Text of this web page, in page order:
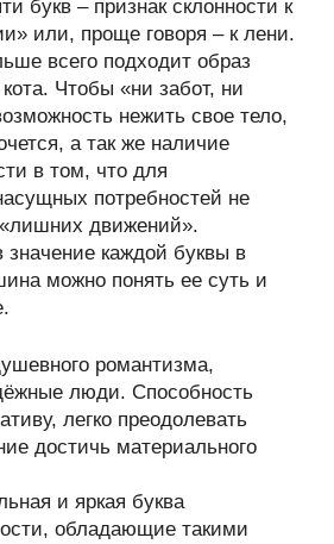
букв – признак склонности к
или, проще говоря – к лени.
всего подходит образ
Чтобы «ни забот, ни
нежить свое тело,
а так же наличие
в том, что для
потребностей не
движений».
значение каждой буквы в
можно понять ее суть и
романтизма,
люди. Способность
легко преодолевать
достичь материального
и яркая буква
обладающие такими